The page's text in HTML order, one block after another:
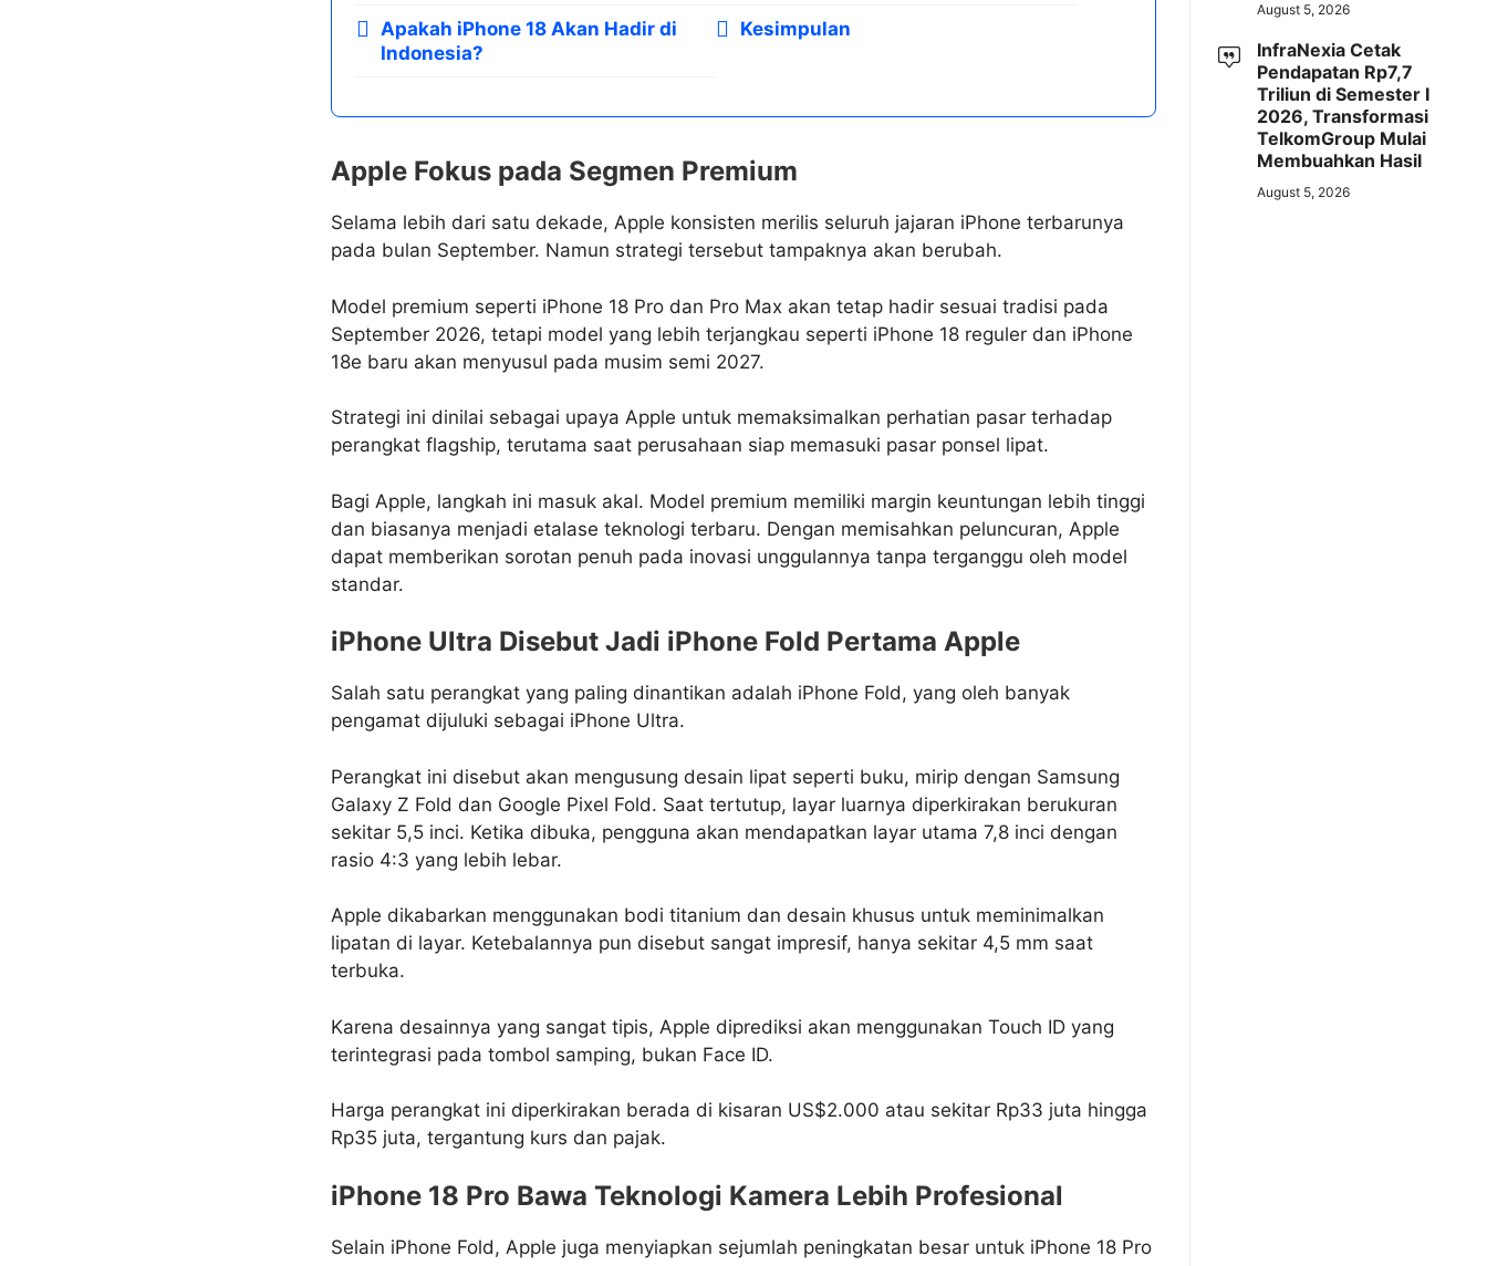
Apakah iPhone 18 Akan Hadir di
Indonesia?
Kesimpulan
Apple Fokus pada Segmen Premium
Selama lebih dari satu dekade, Apple konsisten merilis seluruh jajaran iPhone terbarunya
pada bulan September. Namun strategi tersebut tampaknya akan berubah.
Model premium seperti iPhone 18 Pro dan Pro Max akan tetap hadir sesuai tradisi pada
September 2026, tetapi model yang lebih terjangkau seperti iPhone 18 reguler dan iPhone
18e baru akan menyusul pada musim semi 2027.
Strategi ini dinilai sebagai upaya Apple untuk memaksimalkan perhatian pasar terhadap
perangkat flagship, terutama saat perusahaan siap memasuki pasar ponsel lipat.
Bagi Apple, langkah ini masuk akal. Model premium memiliki margin keuntungan lebih tinggi
dan biasanya menjadi etalase teknologi terbaru. Dengan memisahkan peluncuran, Apple
dapat memberikan sorotan penuh pada inovasi unggulannya tanpa terganggu oleh model
standar.
iPhone Ultra Disebut Jadi iPhone Fold Pertama Apple
Salah satu perangkat yang paling dinantikan adalah iPhone Fold, yang oleh banyak
pengamat dijuluki sebagai iPhone Ultra.
Perangkat ini disebut akan mengusung desain lipat seperti buku, mirip dengan Samsung
Galaxy Z Fold dan Google Pixel Fold. Saat tertutup, layar luarnya diperkirakan berukuran
sekitar 5,5 inci. Ketika dibuka, pengguna akan mendapatkan layar utama 7,8 inci dengan
rasio 4:3 yang lebih lebar.
Apple dikabarkan menggunakan bodi titanium dan desain khusus untuk meminimalkan
lipatan di layar. Ketebalannya pun disebut sangat impresif, hanya sekitar 4,5 mm saat
terbuka.
Karena desainnya yang sangat tipis, Apple diprediksi akan menggunakan Touch ID yang
terintegrasi pada tombol samping, bukan Face ID.
Harga perangkat ini diperkirakan berada di kisaran US$2.000 atau sekitar Rp33 juta hingga
Rp35 juta, tergantung kurs dan pajak.
iPhone 18 Pro Bawa Teknologi Kamera Lebih Profesional
Selain iPhone Fold, Apple juga menyiapkan sejumlah peningkatan besar untuk iPhone 18 Pro
August 5, 2026
InfraNexia Cetak
Pendapatan Rp7,7
Triliun di Semester I
2026, Transformasi
TelkomGroup Mulai
Membuahkan Hasil
August 5, 2026